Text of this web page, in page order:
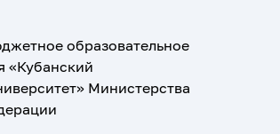
образовательное
«Кубанский
Министерства